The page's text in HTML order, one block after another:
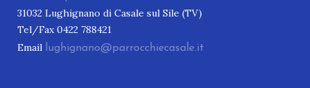
31032 Lughignano di Casale sul Sile (TV)
Tel/Fax 0422 788421
Email lughignano@parrocchiecasale.it